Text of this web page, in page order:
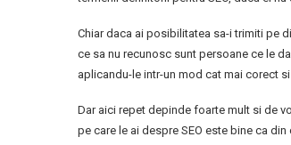
Chiar daca ai posibilitatea sa-i trimiti pe
ce sa nu recunosc sunt persoane ce le
aplicandu-le intr-un mod cat mai corect
Dar aici repet depinde foarte mult si de
pe care le ai despre SEO este bine ca